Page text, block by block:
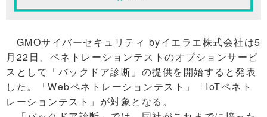
GMOサイバーセキュリティ byイエラエ株式会社は5
月22日、ペネトレーションテストのオプションサービ
スとして「バックドア診断」の提供を開始すると発表
した。「Webペネトレーションテスト」「IoTペネト
レーションテスト」が対象となる。